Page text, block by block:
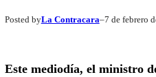
Posted byLa Contracara–7 de febrero
Este mediodía, el ministro